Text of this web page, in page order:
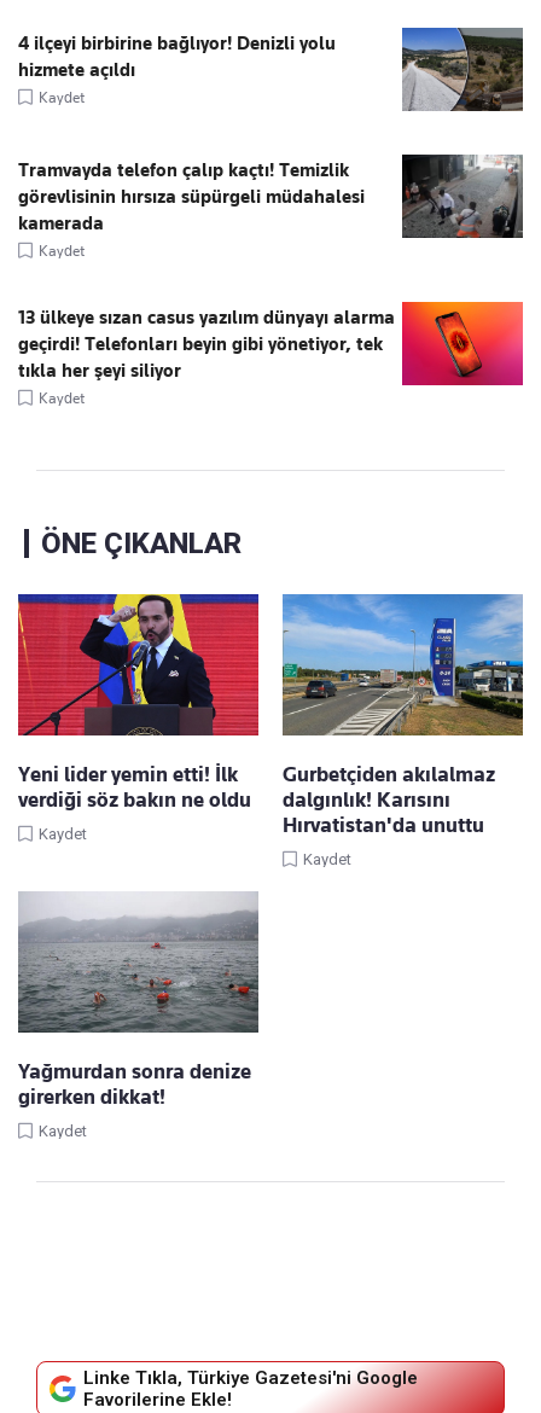
4 ilçeyi birbirine bağlıyor! Denizli yolu
hizmete açıldı
Kaydet
Tramvayda telefon çalıp kaçtı! Temizlik
görevlisinin hırsıza süpürgeli müdahalesi
kamerada
Kaydet
13 ülkeye sızan casus yazılım dünyayı alarma
geçirdi! Telefonları beyin gibi yönetiyor, tek
tıkla her şeyi siliyor
Kaydet
ÖNE ÇIKANLAR
Yeni lider yemin etti! İlk
verdiği söz bakın ne oldu
Kaydet
Gurbetçiden akılalmaz
dalgınlık! Karısını
Hırvatistan'da unuttu
Kaydet
Yağmurdan sonra denize
girerken dikkat!
Kaydet
Linke Tıkla, Türkiye Gazetesi'ni Google
Favorilerine Ekle!